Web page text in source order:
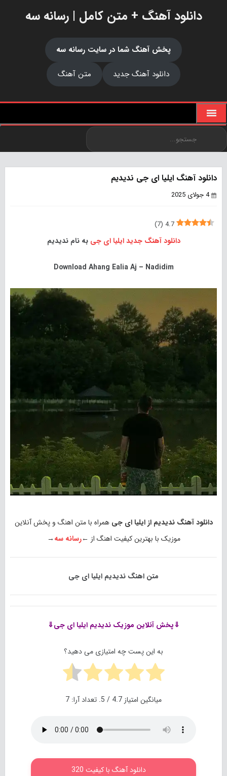
دانلود آهنگ + متن کامل | رسانه سه
پخش آهنگ شما در سایت رسانه سه
دانلود آهنگ جدید
متن آهنگ
دانلود آهنگ ایلیا ای جی ندیدیم
4 جولای 2025
4.7
(
7
)
دانلود آهنگ جدید ایلیا ای جی به نام ندیدیم
Download Ahang Ealia Aj – Nadidim
دانلود آهنگ ندیدیم از ایلیا ای جیهمراه با متن اهنگ و پخش آنلاین
موزیک با بهترین کیفیت اهنگ از ←رسانه سه→
متن اهنگ ندیدیم ایلیا ای جی
⇓پخش آنلاین موزیکندیدیم ایلیا ای جی⇓
به این پست چه امتیازی می دهید؟
میانگین امتیاز 4.7 / 5. تعداد آرا: 7
دانلود آهنگ با کیفیت 320